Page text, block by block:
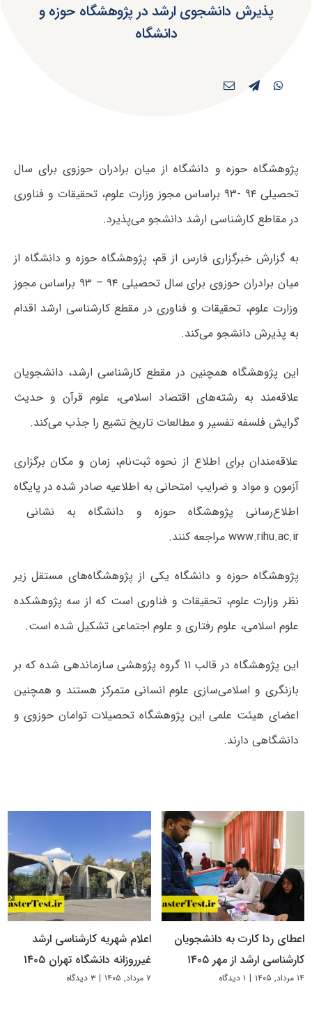
پذیرش دانشجوی ارشد در پژوهشگاه حوزه و
دانشگاه
پژوهشگاه حوزه و دانشگاه از میان برادران حوزوی برای سال
تحصیلی ۹۴ -۹۳ براساس مجوز وزارت علوم، تحقیقات و فناوری
در مقاطع کارشناسی ارشد دانشجو می‌پذیرد.
به گزارش خبرگزاری فارس از قم، پژوهشگاه حوزه و دانشگاه از
میان برادران حوزوی برای سال تحصیلی ۹۴ – ۹۳ براساس مجوز
وزارت علوم، تحقیقات و فناوری در مقطع کارشناسی ارشد اقدام
به پذیرش دانشجو می‌کند.
این پژوهشگاه همچنین در مقطع کارشناسی ارشد، دانشجویان
علاقه‌مند به رشته‌های اقتصاد اسلامی، علوم قرآن و حدیث
گرایش فلسفه تفسیر و مطالعات تاریخ تشیع را جذب می‌کند.
علاقه‌مندان برای اطلاع از نحوه ثبت‌نام، زمان و مکان برگزاری
آزمون و مواد و ضرایب امتحانی به اطلاعیه صادر شده در پایگاه
اطلاع‌رسانی پژوهشگاه حوزه و دانشگاه به نشانی
www.rihu.ac.ir مراجعه کنند.
پژوهشگاه حوزه و دانشگاه یکی از پژوهشگاه‌های مستقل زیر
نظر وزارت علوم، تحقیقات و فناوری است که از سه پژوهشکده
علوم اسلامی، علوم رفتاری و علوم اجتماعی تشکیل شده‌ است.
این پژوهشگاه در قالب ۱۱ گروه پژوهشی سازماندهی شده‌ که بر
بازنگری و اسلامی‌سازی علوم انسانی متمرکز هستند و همچنین
اعضای هیئت علمی این پژوهشگاه تحصیلات توامان حوزوی و
دانشگاهی دارند.
اعطای ردا کارت به دانشجویان
کارشناسی ارشد از مهر ۱۴۰۵
۱۴ مرداد, ۱۴۰۵ | ۱ دیدگاه
اعلام شهریه کارشناسی ارشد
غیرروزانه دانشگاه تهران ۱۴۰۵
۷ مرداد, ۱۴۰۵ | ۳ دیدگاه